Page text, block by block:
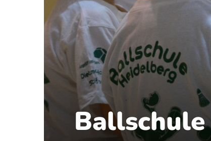
Ballschule